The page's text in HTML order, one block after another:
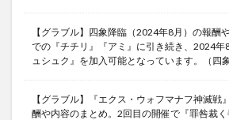
【グラブル】四象降臨（2024年8月）の報酬
での『チチリ』『アミ』に引き続き、2024年
ュシュク』を加入可能となっています。（四
【グラブル】『エクス・ウォフマナフ神滅戦
酬や内容のまとめ。2回目の開催で『罪咎裁